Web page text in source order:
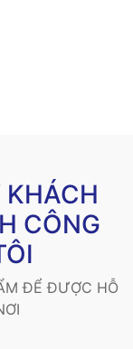
CÔNG
ĐỂ ĐƯỢC HỖ